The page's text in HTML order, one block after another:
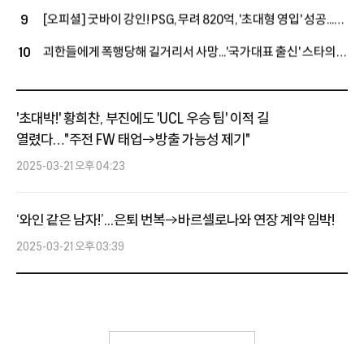
투자→2033년까지 초장기 계약...음바페·비니시우스와 '괴물
공격진' 구축
9
[오피셜] 굿바이 강인! PSG, 무려 820억, '초대형 영입' 성공...
왼발잡이 2선 멀티 자원 아클리우슈와 5년 장기 계약 체결, 'LEE
10
괴한들에게 폭행당해 길거리서 사망...'국가대표 출신' 스타의
축구계
'초대박!' 황희찬, 부진에도 'UCL 우승 팀' 이적 길
열렸다…"주전 FW 태업→방출 가능성 제기"
2025-03-21 오후 04:23
‘와인 같은 남자!’...은퇴 번복→바르셀로나와 연장 계약 임박!
2025-03-21 오후 03:39